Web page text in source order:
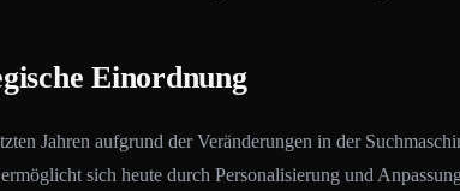
Einordnung
Jahren aufgrund der Veränderungen in der
sich heute durch Personalisierung und